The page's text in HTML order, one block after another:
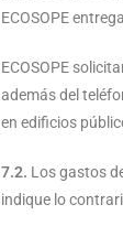
ECOSOPE
ECOSOPE
además del
en edificios
7.2. Los gastos
indique lo